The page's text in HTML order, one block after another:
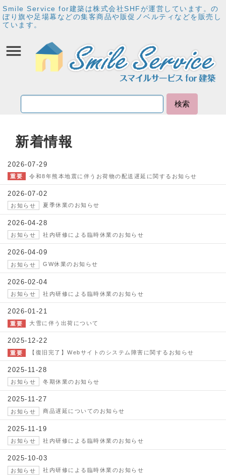
Smile Service for建築は株式会社SHFが運営しています。の
ぼり旗や足場幕などの集客商品や販促ノベルティなどを販売し
ています。
検索
新着情報
2026-07-29
重要 令和8年熊本地震に伴うお荷物の配送遅延に関するお知らせ
2026-07-02
お知らせ 夏季休業のお知らせ
2026-04-28
お知らせ 社内研修による臨時休業のお知らせ
2026-04-09
お知らせ GW休業のお知らせ
2026-02-04
お知らせ 社内研修による臨時休業のお知らせ
2026-01-21
重要 大雪に伴う出荷について
2025-12-22
重要 【復旧完了】Webサイトのシステム障害に関するお知らせ
2025-11-28
お知らせ 冬期休業のお知らせ
2025-11-27
お知らせ 商品遅延についてのお知らせ
2025-11-19
お知らせ 社内研修による臨時休業のお知らせ
2025-10-03
お知らせ 社内研修による臨時休業のお知らせ